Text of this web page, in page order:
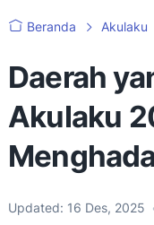
Beranda Akulaku
Daerah
Akulaku
Updated: 16 Des, 2025